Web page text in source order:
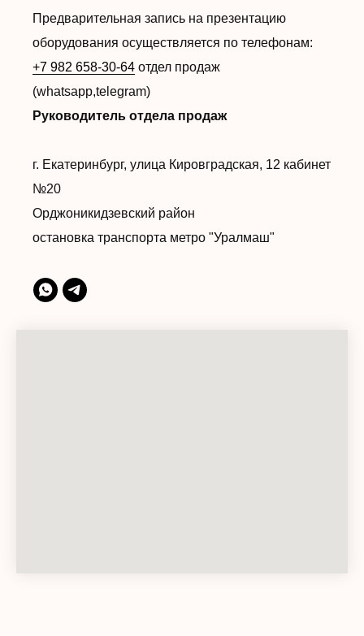
Предварительная запись на презентацию
оборудования осуществляется по телефонам:
+7 982 658-30-64 отдел продаж
(whatsapp,telegram)
Руководитель отдела продаж
г. Екатеринбург, улица Кировградская, 12 кабинет
№20
Орджоникидзевский район
остановка транспорта метро "Уралмаш"